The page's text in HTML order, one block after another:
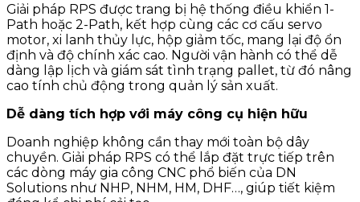
Giải pháp RPS được trang bị hệ thống điều khiển 1-
Path hoặc 2-Path, kết hợp cùng các cơ cấu servo
motor, xi lanh thủy lực, hộp giảm tốc, mang lại độ ổn
định và độ chính xác cao. Người vận hành có thể dễ
dàng lập lịch và giám sát tình trạng pallet, từ đó nâng
cao tính chủ động trong quản lý sản xuất.
Dễ dàng tích hợp với máy công cụ hiện hữu
Doanh nghiệp không cần thay mới toàn bộ dây
chuyền. Giải pháp RPS có thể lắp đặt trực tiếp trên
các dòng máy gia công CNC phổ biến của DN
Solutions như NHP, NHM, HM, DHF…, giúp tiết kiệm